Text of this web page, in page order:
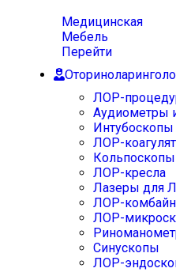
Медицинская
Мебель
Перейти
ЛОР-
Аудиометры
Интубоскопы
ЛОР-
Кольпоскопы
ЛОР-кресла
Лазеры для
ЛОР-
ЛОР-
Синускопы
ЛОР-